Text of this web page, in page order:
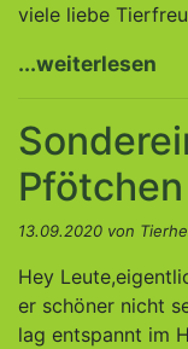
viele liebe
...weiterlesen
13.09.2020 von
Hey
er schöner nicht
lag entspannt im